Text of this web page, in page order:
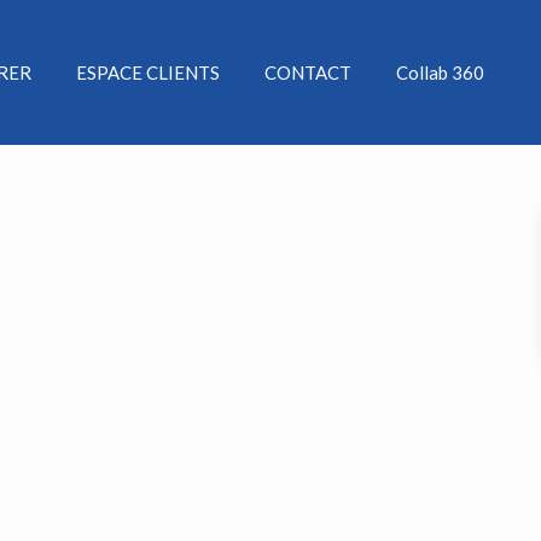
ESPACE CLIENTS CONTACT Collab 360